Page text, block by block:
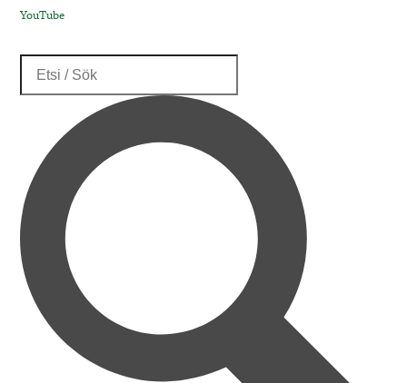
YouTube